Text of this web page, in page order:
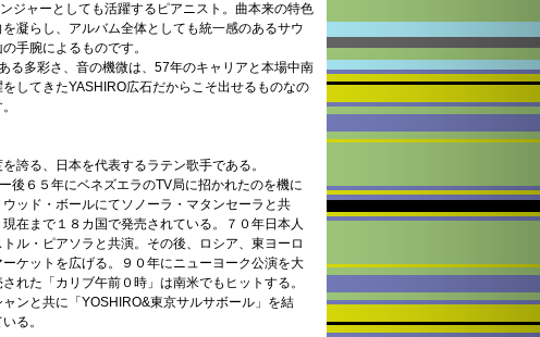
ンジャーとしても活躍するピアニスト。曲本来の特色
凝らし、アルバム全体としても統一感のあるサウ
手腕によるものです。
る多彩さ、音の機微は、57年のキャリアと本場中南
してきたYASHIRO広石だからこそ出せるものなの
誇る、日本を代表するラテン歌手である。
後６５年にベネズエラのTV局に招かれたのを機に
ッド・ボールにてソノーラ・マタンセーラと共
在まで１８カ国で発売されている。７０年日本人
ル・ピアソラと共演。その後、ロシア、東ヨーロ
ケットを広げる。９０年にニューヨーク公演を大
れた「カリブ午前０時」は南米でもヒットする。
ンと共に「YOSHIRO&東京サルサボール」を結
る。